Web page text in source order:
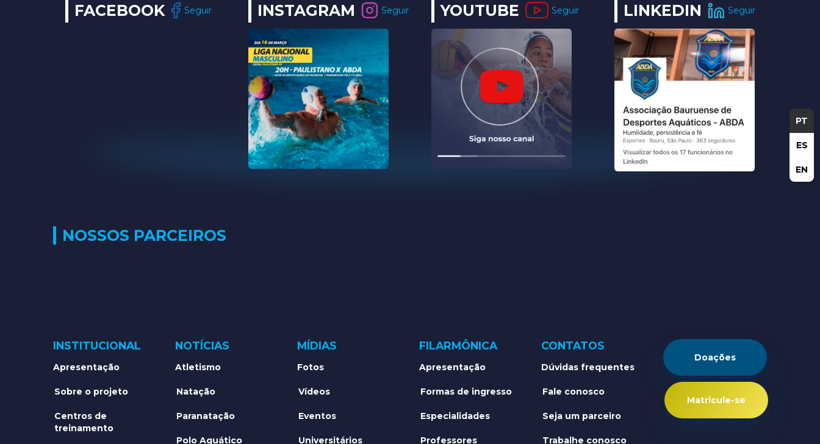
PT
ES
EN
FACEBOOK Seguir INSTAGRAM Seguir YOUTUBE Seguir LINKEDIN Seguir
NOSSOS PARCEIROS
INSTITUCIONAL
Apresentação
Sobre o projeto
Centros de
treinamento
NOTÍCIAS
Atletismo
Natação
Paranatação
Polo Aquático
MÍDIAS
Fotos
Vídeos
Eventos
Universitários
FILARMÔNICA
Apresentação
Formas de ingresso
Especialidades
Professores
CONTATOS
Dúvidas frequentes
Fale conosco
Seja um parceiro
Trabalhe conosco
Doações
Matricule-se